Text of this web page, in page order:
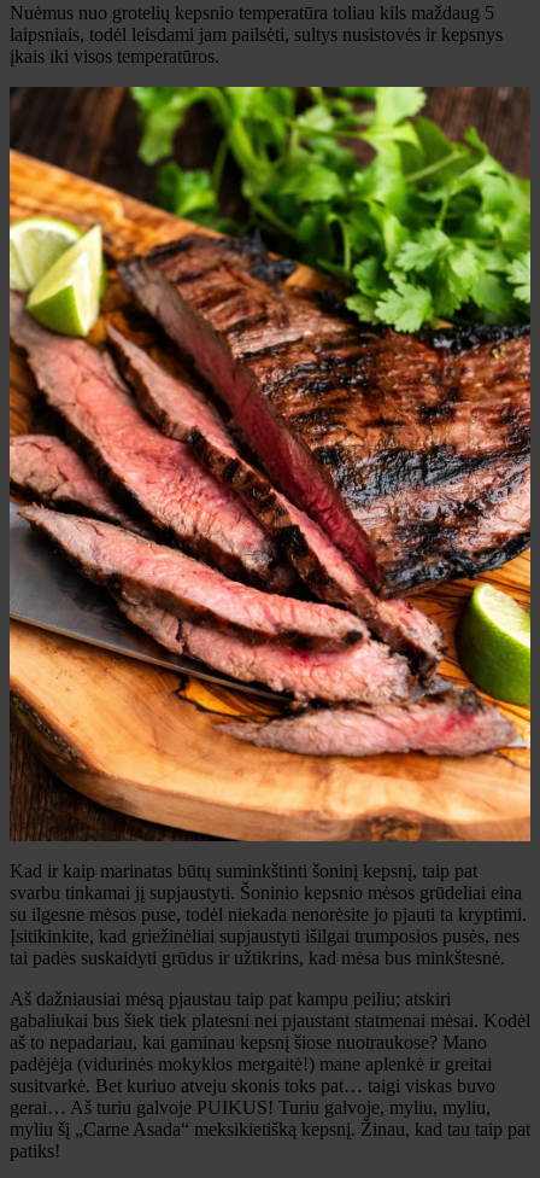
Nuėmus nuo grotelių kepsnio temperatūra toliau kils maždaug 5
laipsniais, todėl leisdami jam pailsėti, sultys nusistovės ir kepsnys
įkais iki visos temperatūros.
Kad ir kaip marinatas būtų suminkštinti šoninį kepsnį, taip pat
svarbu tinkamai jį supjaustyti. Šoninio kepsnio mėsos grūdeliai eina
su ilgesne mėsos puse, todėl niekada nenorėsite jo pjauti ta kryptimi.
Įsitikinkite, kad griežinėliai supjaustyti išilgai trumposios pusės, nes
tai padės suskaidyti grūdus ir užtikrins, kad mėsa bus minkštesnė.
Aš dažniausiai mėsą pjaustau taip pat kampu peiliu; atskiri
gabaliukai bus šiek tiek platesni nei pjaustant statmenai mėsai. Kodėl
aš to nepadariau, kai gaminau kepsnį šiose nuotraukose? Mano
padėjėja (vidurinės mokyklos mergaitė!) mane aplenkė ir greitai
susitvarkė. Bet kuriuo atveju skonis toks pat… taigi viskas buvo
gerai… Aš turiu galvoje PUIKUS! Turiu galvoje, myliu, myliu,
myliu šį „Carne Asada“ meksikietišką kepsnį. Žinau, kad tau taip pat
patiks!